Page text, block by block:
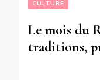
CULTURE
Le mois du
traditions,